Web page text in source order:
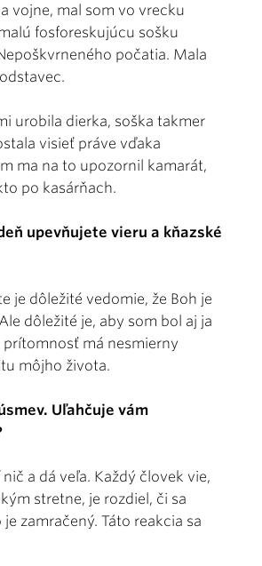
vojne, mal som vo vrecku
fosforeskujúcu sošku
počatia. Mala
urobila dierka, soška takmer
visieť práve vďaka
ma na to upozornil kamarát,
po kasárňach.
upevňujete vieru a kňazské
je dôležité vedomie, že Boh je
dôležité je, aby som bol aj ja
prítomnosť má nesmierny
môjho života.
Uľahčuje vám
a dá veľa. Každý človek vie,
stretne, je rozdiel, či sa
zamračený. Táto reakcia sa